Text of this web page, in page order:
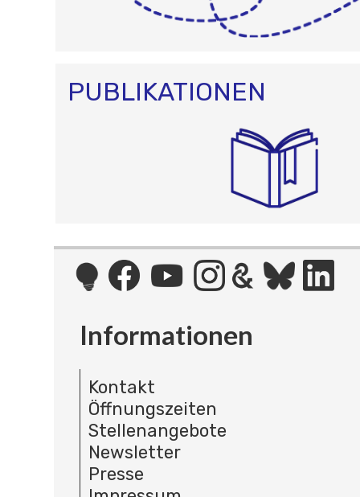
PUBLIKATIONEN
Informationen
Kontakt
Öffnungszeiten
Stellenangebote
Newsletter
Presse